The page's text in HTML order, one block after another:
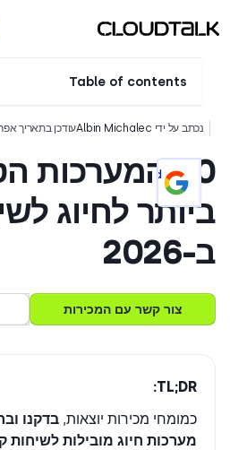
Table of contents
על ידי Albin Michalec עודכן בתאריך אפריל 1, 2026
20 המערכות
לחיוג
צור קשר עם המכירות
TL;DR:
כמומחי מכירות יוצאות,
מערכות חיוג מובילות לשיחות קרות
Add CloudTalk as a preferred